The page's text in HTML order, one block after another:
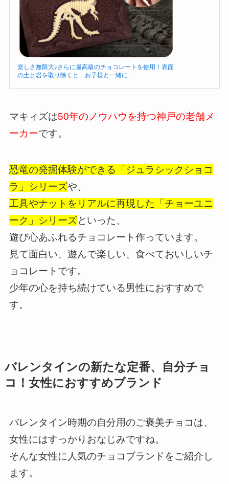
楽しさ無限大♪さらに最高級のチョコレートを使用！表面
の土と岩を取り除くと…お子様と一緒に…
マキィズは50年のノウハウを持つ神戸の老舗メ
ーカーです。
恐竜の発掘体験ができる「ジュラシックショコ
ラ」シリーズや、
工具やナットをリアルに再現した「チョーユニ
ーク」シリーズといった、
遊び心あふれるチョコレート作っています。
見て面白い、遊んで楽しい、食べておいしいチ
ョコレートです。
少年の心を持ち続けている男性におすすめで
す。
バレンタインの新たな定番、自分チョ
コ！女性におすすめブランド
バレンタイン時期の自分用のご褒美チョコは、
女性にはすっかりおなじみですね。
そんな女性に人気のチョコブランドをご紹介し
ます。